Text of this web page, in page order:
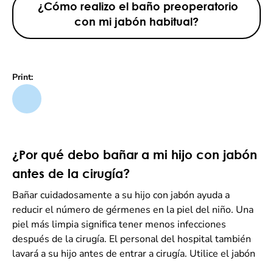
¿Cómo realizo el baño preoperatorio
con mi jabón habitual?
Print:
¿Por qué debo bañar a mi hijo con jabón
antes de la cirugía?
Bañar cuidadosamente a su hijo con jabón ayuda a
reducir el número de gérmenes en la piel del niño. Una
piel más limpia significa tener menos infecciones
después de la cirugía. El personal del hospital también
lavará a su hijo antes de entrar a cirugía. Utilice el jabón